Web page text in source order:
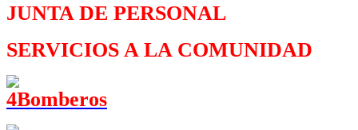
JUNTA DE PERSONAL
SERVICIOS A LA COMUNIDAD